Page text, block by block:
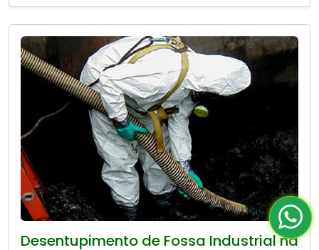
Desentupimento de Fossa Industrial na